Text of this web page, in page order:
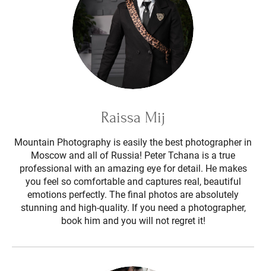
Raissa Mij
Mountain Photography is easily the best photographer in
Moscow and all of Russia! Peter Tchana is a true
professional with an amazing eye for detail. He makes
you feel so comfortable and captures real, beautiful
emotions perfectly. The final photos are absolutely
stunning and high-quality. If you need a photographer,
book him and you will not regret it!